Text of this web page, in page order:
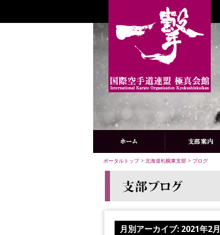
ポータルトップ> 北海道札幌東支部 > ブログ
月別アーカイブ: 2021年2月